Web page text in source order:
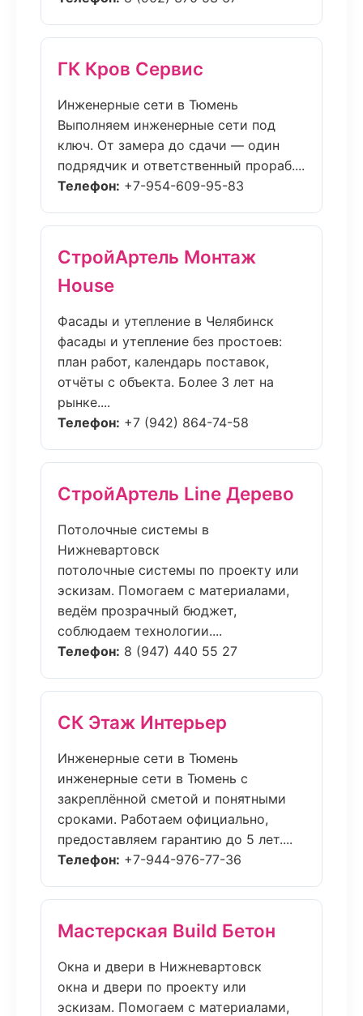
ГК Кров Сервис
Инженерные сети в Тюмень
Выполняем инженерные сети под
ключ. От замера до сдачи — один
подрядчик и ответственный прораб....
Телефон: +7-954-609-95-83
СтройАртель Монтаж
House
Фасады и утепление в Челябинск
фасады и утепление без простоев:
план работ, календарь поставок,
отчёты с объекта. Более 3 лет на
рынке....
Телефон: +7 (942) 864-74-58
СтройАртель Line Дерево
Потолочные системы в
Нижневартовск
потолочные системы по проекту или
эскизам. Помогаем с материалами,
ведём прозрачный бюджет,
соблюдаем технологии....
Телефон: 8 (947) 440 55 27
СК Этаж Интерьер
Инженерные сети в Тюмень
инженерные сети в Тюмень с
закреплённой сметой и понятными
сроками. Работаем официально,
предоставляем гарантию до 5 лет....
Телефон: +7-944-976-77-36
Мастерская Build Бетон
Окна и двери в Нижневартовск
окна и двери по проекту или
эскизам. Помогаем с материалами,